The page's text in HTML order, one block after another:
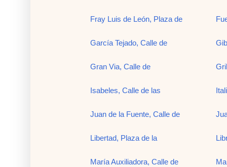
Fray Luis de León, Plaza de
García Tejado, Calle de
Gran Via, Calle de
Isabeles, Calle de las
Juan de la Fuente, Calle de
Libertad, Plaza de la
María Auxiliadora, Calle de